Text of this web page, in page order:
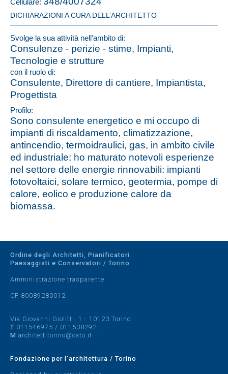
Cellulare:
DICHIARAZIONI A CURA DELL’ARCHITETTO
Svolge la sua attività nell'ambito di:
Consulenze - perizie - stime, Impianti,
Tecnologie e strutture
con il ruolo di:
Consulente, Direttore di cantiere, Impiantista,
Progettista
Profilo:
Sono consulente energetico e mi occupo di
impianti di riscaldamento, climatizzazione,
antincendio, termoidraulici, gas, in ambito civile
ed industriale; ho maturato notevoli esperienze
nel settore delle energie rinnovabili: impianti
fotovoltaici, solare termico, geotermia, pompe di
calore, eolico e produzione calore da
biomassa.
Ordine degli Architetti, Pianificatori
Paesaggisti e Conservatori / Torino
Amministrazione trasparente
CF 80089280012
Via Giovanni Giolitti, 1 - 10123 Torino
T 011546975 / 011538292
M architettitorino@oato.it
Fondazione per l'architettura / Torino